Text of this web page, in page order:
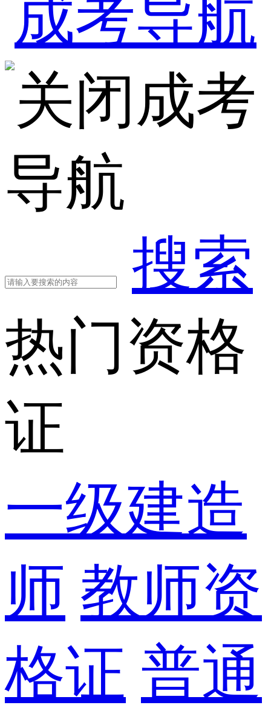
成考
导航
搜索
热门资格
证
一级建造
师 教师资
格证 普通